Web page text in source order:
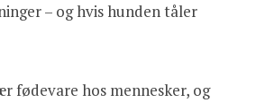
– og hvis hunden tåler
fødevare hos mennesker, og